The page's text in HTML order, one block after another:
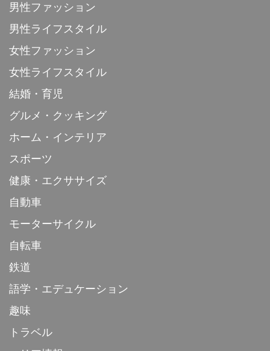
男性ファッション
男性ライフスタイル
女性ファッション
女性ライフスタイル
結婚・育児
グルメ・クッキング
ホーム・インテリア
スポーツ
健康・エクササイズ
自動車
モーターサイクル
自転車
鉄道
語学・エデュケーション
趣味
トラベル